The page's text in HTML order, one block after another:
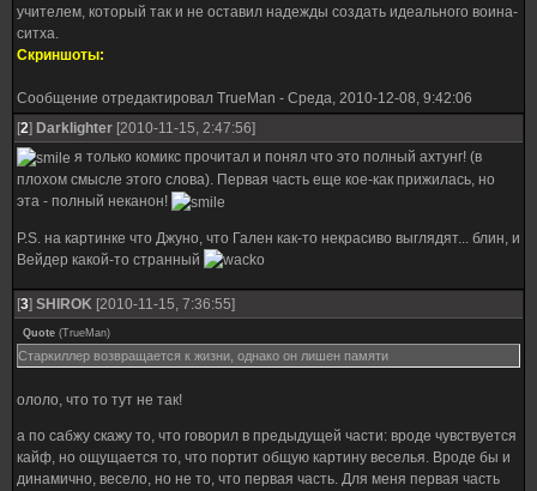
учителем, который так и не оставил надежды создать идеального воина-
ситха.
Скриншоты:
Сообщение отредактировал TrueMan - Среда, 2010-12-08, 9:42:06
[2] Darklighter [2010-11-15, 2:47:56]
я только комикс прочитал и понял что это полный ахтунг! (в
плохом смысле этого слова). Первая часть еще кое-как прижилась, но
эта - полный неканон!
P.S. на картинке что Джуно, что Гален как-то некрасиво выглядят... блин, и
Вейдер какой-то странный
[3] SHIROK [2010-11-15, 7:36:55]
Quote (TrueMan)
Старкиллер возвращается к жизни, однако он лишен памяти
ололо, что то тут не так!
а по сабжу скажу то, что говорил в предыдущей части: вроде чувствуется
кайф, но ощущается то, что портит общую картину веселья. Вроде бы и
динамично, весело, но не то, что первая часть. Для меня первая часть